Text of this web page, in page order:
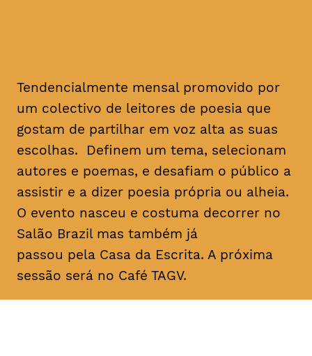
Tendencialmente mensal promovido por
um colectivo de leitores de poesia que
gostam de partilhar em voz alta as suas
escolhas. Definem um tema, selecionam
autores e poemas, e desafiam o público a
assistir e a dizer poesia própria ou alheia.
O evento nasceu e costuma decorrer no
Salão Brazil mas também já
passou pela Casa da Escrita. A próxima
sessão será no Café TAGV.